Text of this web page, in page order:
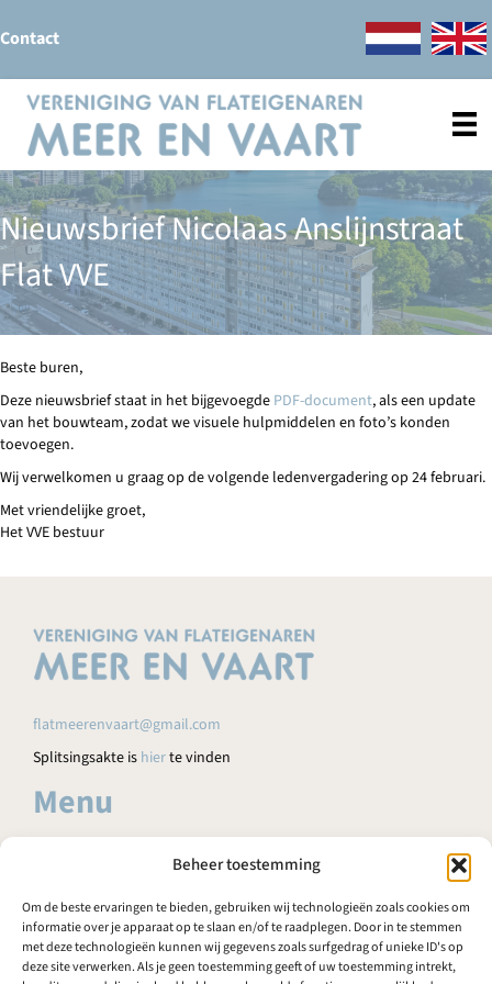
Beheer toestemming
Om de beste ervaringen te bieden, gebruiken wij technologieën zoals cookies om
informatie over je apparaat op te slaan en/of te raadplegen. Door in te stemmen
met deze technologieën kunnen wij gegevens zoals surfgedrag of unieke ID's op
deze site verwerken. Als je geen toestemming geeft of uw toestemming intrekt,
Contact
Nieuwsbrief Nicolaas Anslijnstraat
Flat VVE
Beste buren,
Deze nieuwsbrief staat in het bijgevoegde PDF-document, als een update
van het bouwteam, zodat we visuele hulpmiddelen en foto’s konden
toevoegen.
Wij verwelkomen u graag op de volgende ledenvergadering op 24 februari.
Met vriendelijke groet,
Het VVE bestuur
flatmeerenvaart@gmail.com
Splitsingsakte is hierte vinden
Menu
NIEUWS
FAQ